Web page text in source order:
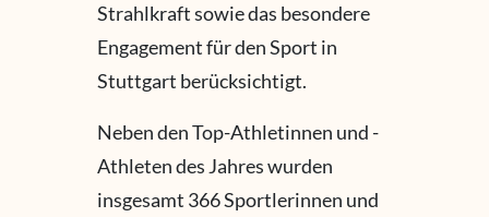
Strahlkraft sowie das besondere
Engagement für den Sport in
Stuttgart berücksichtigt.
Neben den Top-Athletinnen und -
Athleten des Jahres wurden
insgesamt 366 Sportlerinnen und